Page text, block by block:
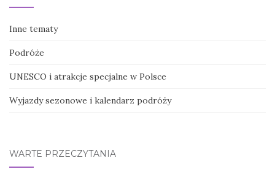
Inne tematy
Podróże
UNESCO i atrakcje specjalne w Polsce
Wyjazdy sezonowe i kalendarz podróży
WARTE PRZECZYTANIA